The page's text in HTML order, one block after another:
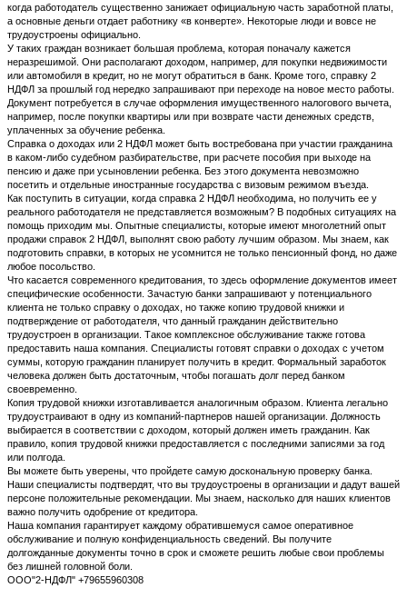
когда работодатель существенно занижает официальную часть заработной платы,
а основные деньги отдает работнику «в конверте». Некоторые люди и вовсе не
трудоустроены официально.
У таких граждан возникает большая проблема, которая поначалу кажется
неразрешимой. Они располагают доходом, например, для покупки недвижимости
или автомобиля в кредит, но не могут обратиться в банк. Кроме того, справку 2
НДФЛ за прошлый год нередко запрашивают при переходе на новое место работы.
Документ потребуется в случае оформления имущественного налогового вычета,
например, после покупки квартиры или при возврате части денежных средств,
уплаченных за обучение ребенка.
Справка о доходах или 2 НДФЛ может быть востребована при участии гражданина
в каком-либо судебном разбирательстве, при расчете пособия при выходе на
пенсию и даже при усыновлении ребенка. Без этого документа невозможно
посетить и отдельные иностранные государства с визовым режимом въезда.
Как поступить в ситуации, когда справка 2 НДФЛ необходима, но получить ее у
реального работодателя не представляется возможным? В подобных ситуациях на
помощь приходим мы. Опытные специалисты, которые имеют многолетний опыт
продажи справок 2 НДФЛ, выполнят свою работу лучшим образом. Мы знаем, как
подготовить справки, в которых не усомнится не только пенсионный фонд, но даже
любое посольство.
Что касается современного кредитования, то здесь оформление документов имеет
специфические особенности. Зачастую банки запрашивают у потенциального
клиента не только справку о доходах, но также копию трудовой книжки и
подтверждение от работодателя, что данный гражданин действительно
трудоустроен в организации. Такое комплексное обслуживание также готова
предоставить наша компания. Специалисты готовят справки о доходах с учетом
суммы, которую гражданин планирует получить в кредит. Формальный заработок
человека должен быть достаточным, чтобы погашать долг перед банком
своевременно.
Копия трудовой книжки изготавливается аналогичным образом. Клиента легально
трудоустраивают в одну из компаний-партнеров нашей организации. Должность
выбирается в соответствии с доходом, который должен иметь гражданин. Как
правило, копия трудовой книжки предоставляется с последними записями за год
или полгода.
Вы можете быть уверены, что пройдете самую доскональную проверку банка.
Наши специалисты подтвердят, что вы трудоустроены в организации и дадут вашей
персоне положительные рекомендации. Мы знаем, насколько для наших клиентов
важно получить одобрение от кредитора.
Наша компания гарантирует каждому обратившемуся самое оперативное
обслуживание и полную конфиденциальность сведений. Вы получите
долгожданные документы точно в срок и сможете решить любые свои проблемы
без лишней головной боли.
ООО"2-НДФЛ" +79655960308